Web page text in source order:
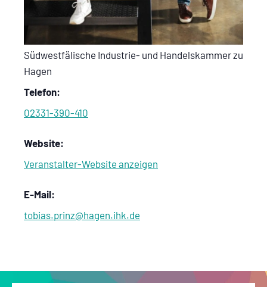
Südwestfälische Industrie- und Handelskammer zu
Hagen
Telefon:
02331-390-410
Website:
Veranstalter-Website anzeigen
E-Mail:
tobias.prinz@hagen.ihk.de